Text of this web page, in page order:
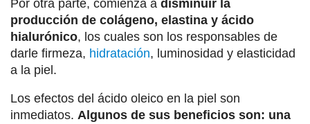
Por otra parte, comienza a disminuir la
producción de colágeno, elastina y ácido
hialurónico, los cuales son los responsables de
darle firmeza, hidratación, luminosidad y elasticidad
a la piel.
Los efectos del ácido oleico en la piel son
inmediatos. Algunos de sus beneficios son: una